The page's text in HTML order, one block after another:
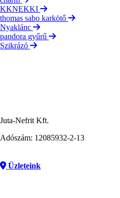
KKNEKKI
thomas sabo karkötő
Nyaklánc
pandora gyűrű
Szikrázó
Juta-Nefrit Kft.
Adószám: 12085932-2-13
Üzleteink